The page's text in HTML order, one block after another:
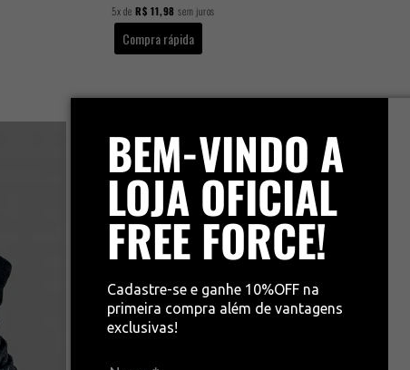
BEM-VINDO A
LOJA OFICIAL
FREE FORCE!
Cadastre-se e ganhe 10%OFF na
primeira compra além de vantagens
exclusivas!
5xde R$ 11,98 sem juros
Compra rápida